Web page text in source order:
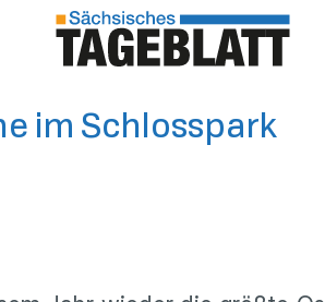
im Schlosspark